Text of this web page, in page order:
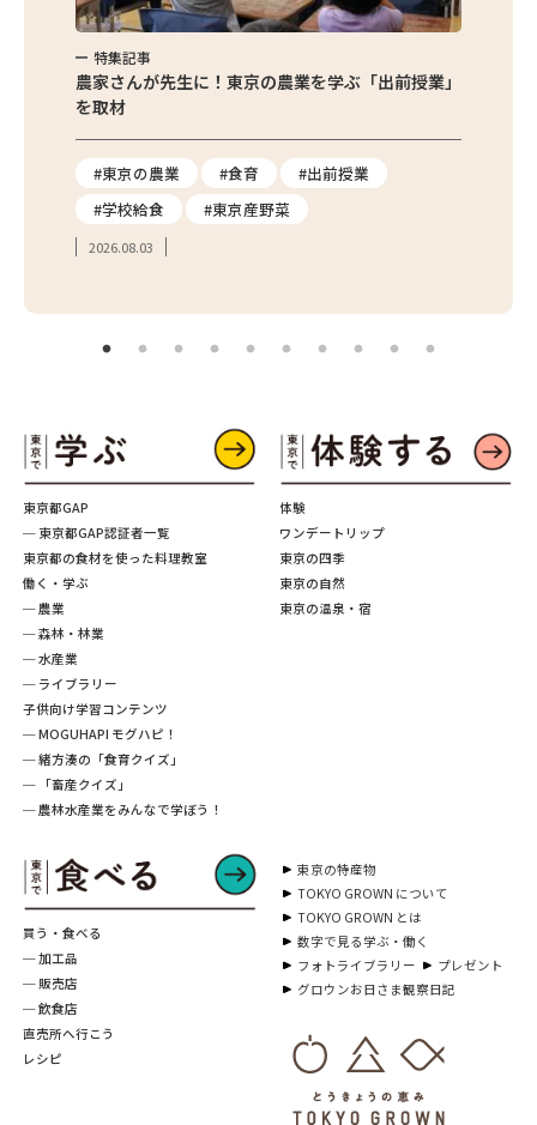
特集記事
農家さんが先生に！東京の農業を学ぶ「出前授業」
を取材
#東京の農業 #食育
#出前授業
#学校給食
#東京産野菜
2026.08.03
東京都GAP
─ 東京都GAP認証者一覧
東京都の食材を使った料理教室
働く・学ぶ
─ 農業
─ 森林・林業
─ 水産業
─ ライブラリー
子供向け学習コンテンツ
─ MOGUHAPI モグハピ！
─ 緒方湊の「食育クイズ」
─ 「畜産クイズ」
─ 農林水産業をみんなで学ぼう！
買う・食べる
─ 加工品
─ 販売店
─ 飲食店
直売所へ行こう
レシピ
体験
ワンデートリップ
東京の四季
東京の自然
東京の温泉・宿
東京の特産物
TOKYO GROWN について
TOKYO GROWN とは
数字で見る学ぶ・働く
フォトライブラリー
プレゼント
グロウンお日さま観察日記